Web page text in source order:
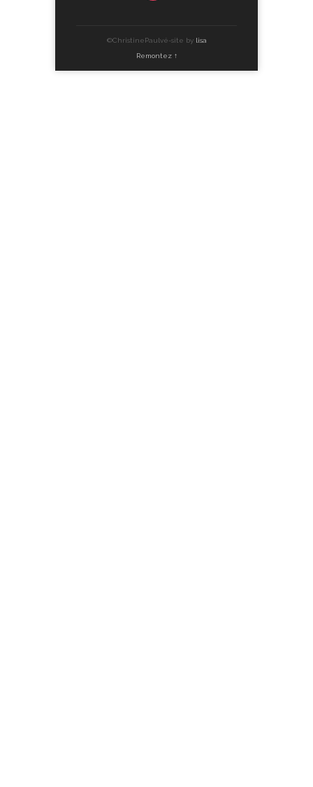
©ChristinePaulvé-site by lisa
Remontez ↑